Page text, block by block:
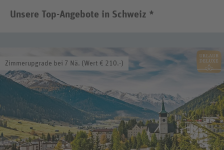
Unsere Top-Angebote in Schweiz *
Zimmerupgrade bei 7 Nä. (Wert € 210.-)